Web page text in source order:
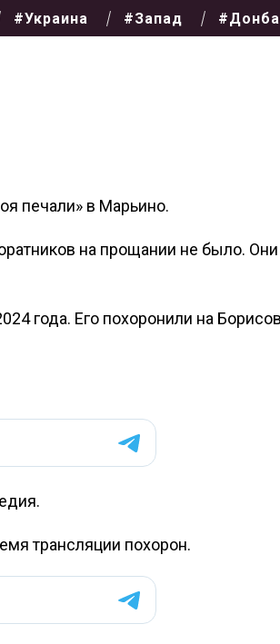
#Украина #Запад
печали» в Марьино.
на прощании не было. Они
года. Его похоронили на
трансляции похорон.